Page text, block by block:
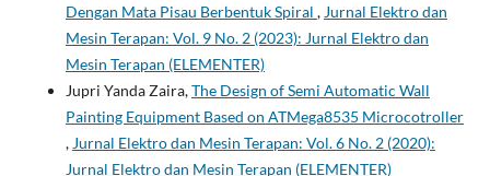
Dengan Mata Pisau Berbentuk Spiral , Jurnal Elektro dan
Mesin Terapan: Vol. 9 No. 2 (2023): Jurnal Elektro dan
Mesin Terapan (ELEMENTER)
Jupri Yanda Zaira,The Design of Semi Automatic Wall
Painting Equipment Based on ATMega8535 Microcotroller
, Jurnal Elektro dan Mesin Terapan: Vol. 6 No. 2 (2020):
Jurnal Elektro dan Mesin Terapan (ELEMENTER)